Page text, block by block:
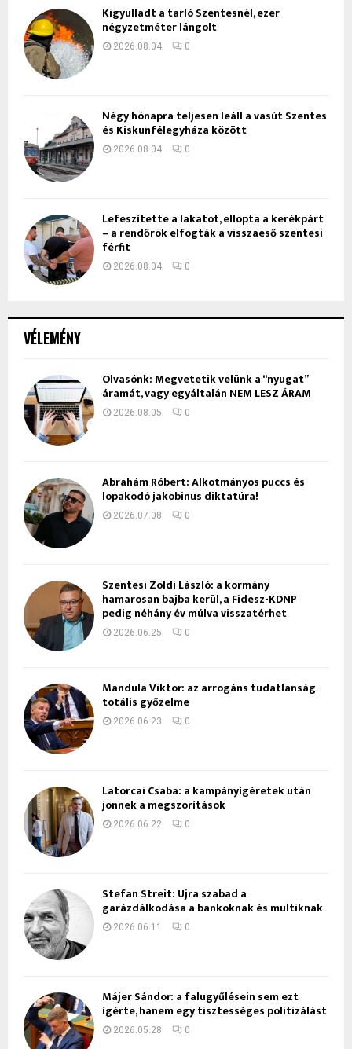
VÉLEMÉNY
Olvasónk: Megvetetik velünk a “nyugat”
áramát, vagy egyáltalán NEM LESZ ÁRAM
2026.08.05. 0
Ábrahám Róbert: Alkotmányos puccs és
lopakodó jakobinus diktatúra!
2026.07.08. 0
Szentesi Zöldi László: a kormány
hamarosan bajba kerül, a Fidesz-KDNP
pedig néhány év múlva visszatérhet
2026.06.25. 0
Mandula Viktor: az arrogáns tudatlanság
totális győzelme
2026.06.23. 0
Latorcai Csaba: a kampányígéretek után
jönnek a megszorítások
2026.06.22. 0
Stefan Streit: Újra szabad a
garázdálkodása a bankoknak és multiknak
2026.06.11. 0
Májer Sándor: a falugyűlésein sem ezt
ígérte, hanem egy tisztességes politizálást
2026.05.28. 0
Kigyulladt a tarló Szentesnél, ezer
négyzetméter lángolt
2026.08.04. 0
Négy hónapra teljesen leáll a vasút Szentes
és Kiskunfélegyháza között
2026.08.04. 0
Lefeszítette a lakatot, ellopta a kerékpárt
– a rendőrök elfogták a visszaeső szentesi
férfit
2026.08.04. 0